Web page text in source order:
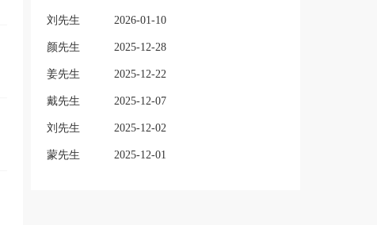
刘先生 2026-01-10
颜先生 2025-12-28
姜先生 2025-12-22
戴先生 2025-12-07
刘先生 2025-12-02
蒙先生 2025-12-01